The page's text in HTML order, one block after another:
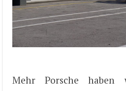
Mehr Porsche haben